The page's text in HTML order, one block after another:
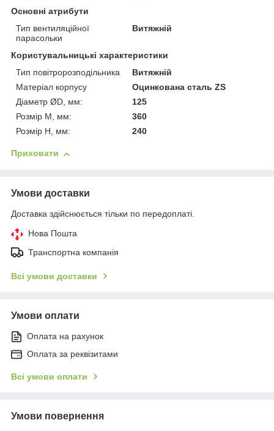
Основні атрибути
Тип вентиляційної
парасольки
Витяжній
Користувальницькі характеристики
Тип повітророзподільника
Витяжній
Матеріал корпусу
Оцинкована сталь ZS
Діаметр ØD, мм:
125
Розмір М, мм:
360
Розмір H, мм:
240
Приховати
Умови доставки
Доставка здійснюється тільки по передоплаті.
Нова Пошта
Транспортна компанія
Всі умови доставки
Умови оплати
Оплата на рахунок
Оплата за реквізитами
Всі умови оплати
Умови повернення